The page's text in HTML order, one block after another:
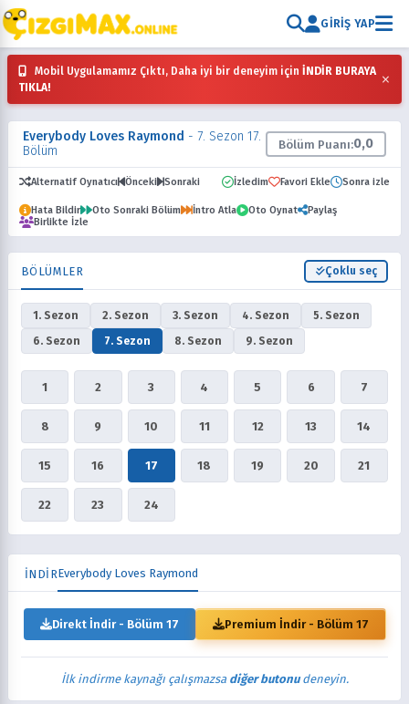
GIRIŞ YAP
Mobil Uygulamamız Çıktı, Daha iyi bir deneyim için İNDİR BURAYA
TIKLA!
×
Everybody Loves Raymond - 7. Sezon 17.
Bölüm
Bölüm Puanı:0,0
Alternatif Oynatıcı Önceki Sonraki İzledim Favori Ekle Sonra izle
Hata Bildir Oto Sonraki Bölüm İntro Atla Oto Oynat
Paylaş
Birlikte İzle
BÖLÜMLER Çoklu seç
1. Sezon 2. Sezon 3. Sezon 4. Sezon
5. Sezon
6. Sezon
7. Sezon 8. Sezon 9. Sezon
1 2 3 4 5 6 7
8 9 10 11 12 13 14
15 16 17 18 19 20 21
22 23 24
İNDİREverybody Loves Raymond
Direkt İndir - Bölüm 17 Premium İndir - Bölüm 17
İlk indirme kaynağı çalışmazsa diğer butonudeneyin.